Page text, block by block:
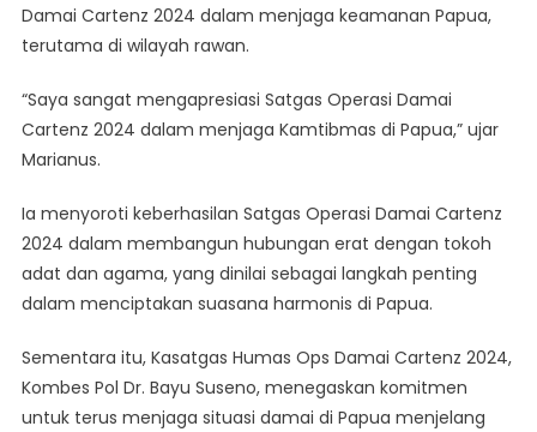
Damai Cartenz 2024 dalam menjaga keamanan Papua,
terutama di wilayah rawan.
“Saya sangat mengapresiasi Satgas Operasi Damai
Cartenz 2024 dalam menjaga Kamtibmas di Papua,” ujar
Marianus.
Ia menyoroti keberhasilan Satgas Operasi Damai Cartenz
2024 dalam membangun hubungan erat dengan tokoh
adat dan agama, yang dinilai sebagai langkah penting
dalam menciptakan suasana harmonis di Papua.
Sementara itu, Kasatgas Humas Ops Damai Cartenz 2024,
Kombes Pol Dr. Bayu Suseno, menegaskan komitmen
untuk terus menjaga situasi damai di Papua menjelang